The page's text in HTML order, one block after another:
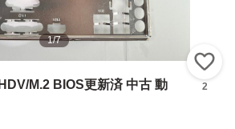
1/7
M.2 BIOS更新済 中古 動
2